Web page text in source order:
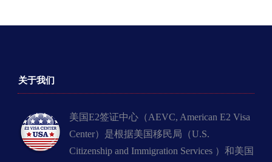
关于我们
美国E2签证中心（AEVC, American E2 Visa
Center）是根据美国移民局（U.S.
Citizenship and Immigration Services ）和美国